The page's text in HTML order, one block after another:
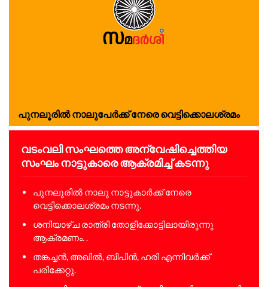
പുനലൂരിൽ നാലുപേർക്ക് നേരെ വെട്ടിക്കൊലശ്രമം
വടംവലി സംഘത്തെ അന്വേഷിച്ചെത്തിയ
സംഘം നാട്ടുകാരെ ആക്രമിച്ച് കടന്നു
പുനലൂരിൽ നാലു നാട്ടുകാർക്ക് നേരെ
വെട്ടിക്കൊലശ്രമം നടന്നു.
ശനിയാഴ്ച രാത്രി തോളിക്കോട്ടിലായിരുന്നു
ആക്രമണം. .
തങ്കച്ചൻ, അഖിൽ, ബിപിൻ, ഹരി എന്നിവർക്ക്
പരിക്കേറ്റു.